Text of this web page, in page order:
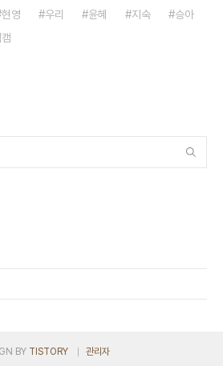
현영 우리 윤혜 지숙
승아
BY TISTORY 관리자